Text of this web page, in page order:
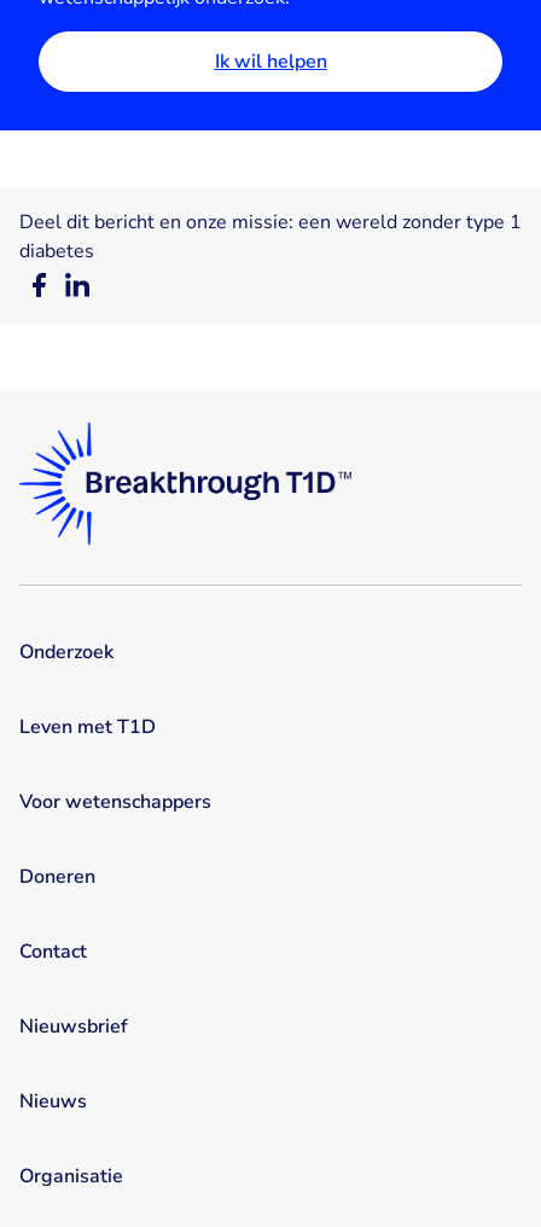
Ik wil helpen
Deel dit bericht en onze missie: een wereld zonder type 1
diabetes
DeelDeel
Onderzoek
Leven met T1D
Voor wetenschappers
Doneren
Contact
Nieuwsbrief
Nieuws
Organisatie